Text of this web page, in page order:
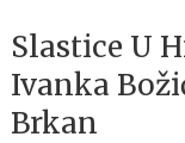
Slastice U
Ivanka
Brkan